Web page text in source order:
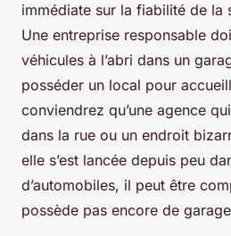
immédiate sur la fiabilité de la
Une entreprise responsable
véhicules à l’abri dans un
posséder un local pour
conviendrez qu’une agence
dans la rue ou un endroit
elle s’est lancée depuis peu
d’automobiles, il peut être
possède pas encore de